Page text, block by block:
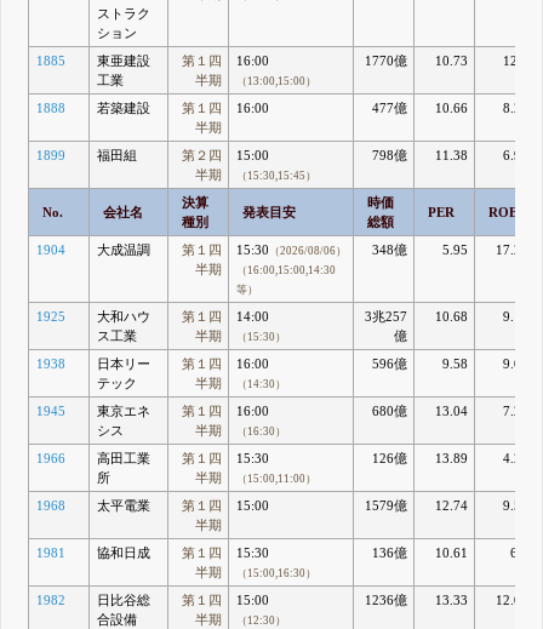
ストラク
ション
1885
東亜建設
工業
第１四
半期
16:00
（13:00,15:00）
1770億 10.73 12.5
1888 若築建設
第１四
半期
16:00 477億 10.66 8.29
1899 福田組
第２四
半期
15:00
（15:30,15:45）
798億 11.38 6.91
No. 会社名
決算
種別
発表目安
時価
総額
PER ROE
1904 大成温調
第１四
半期
15:30 （2026/08/06）
（16:00,15:00,14:30
等）
348億 5.95 17.25
1925
大和ハウ
ス工業
第１四
半期
14:00
（15:30）
3兆257
億
10.68 9.14
1938
日本リー
テック
第１四
半期
16:00
（14:30）
596億 9.58 9.07
1945
東京エネ
シス
第１四
半期
16:00
（16:30）
680億 13.04 7.23
1966
高田工業
所
第１四
半期
15:30
（15:00,11:00）
126億 13.89 4.24
1968 太平電業
第１四
半期
15:00 1579億 12.74 9.59
1981 協和日成
第１四
半期
15:30
（15:00,16:30）
136億 10.61 6.4
1982
日比谷総
合設備
第１四
半期
15:00
（12:30）
1236億 13.33 12.08